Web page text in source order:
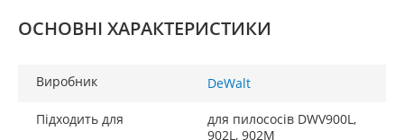
ОСНОВНІ ХАРАКТЕРИСТИКИ
Виробник DeWalt
Підходить для
для пилососів DWV900L,
902L, 902M